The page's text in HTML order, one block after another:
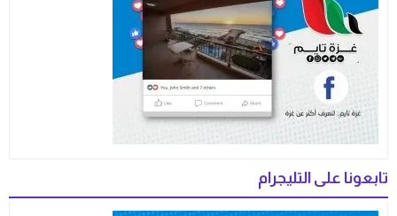
تابعونا على التليجرام